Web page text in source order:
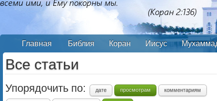
Главная Библия Коран Иисус
Все статьи
Упорядочить по: дате просмотрам комментариям